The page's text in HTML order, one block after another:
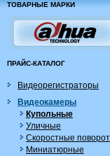
ТОВАРНЫЕ МАРКИ
ПРАЙС-КАТАЛОГ
Видеорегистраторы
Видеокамеры
Купольные
Уличные
Скоростные
Миниатюрные